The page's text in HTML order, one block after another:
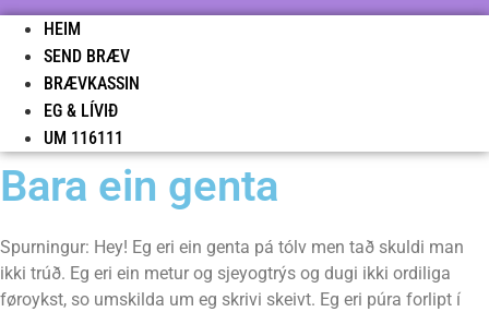
HEIM
SEND BRÆV
BRÆVKASSIN
EG & LÍVIÐ
UM 116111
Bara ein genta
Spurningur: Hey! Eg eri ein genta pá tólv men tað skuldi man
ikki trúð. Eg eri ein metur og sjeyogtrýs og dugi ikki ordiliga
føroykst, so umskilda um eg skrivi skeivt. Eg eri púra forlipt í